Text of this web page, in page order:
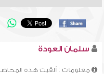
سلمان العودة